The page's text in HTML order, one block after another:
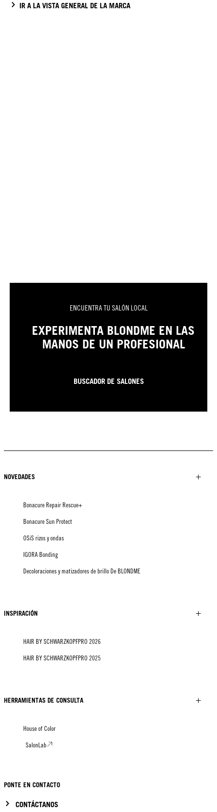
IR A LA VISTA GENERAL DE LA MARCA
ENCUENTRA TU SALÓN LOCAL
EXPERIMENTA BLONDME EN LAS
MANOS DE UN PROFESIONAL
BUSCADOR DE SALONES
NOVEDADES
Bonacure Repair Rescue+
Bonacure Sun Protect
OSiS rizos y ondas
IGORA Bonding
Decoloraciones y matizadores de brillo De BLONDME
INSPIRACIÓN
HAIR BY SCHWARZKOPFPRO 2026
HAIR BY SCHWARZKOPFPRO 2025
HERRAMIENTAS DE CONSULTA
House of Color
SalonLab
PONTE EN CONTACTO
CONTÁCTANOS